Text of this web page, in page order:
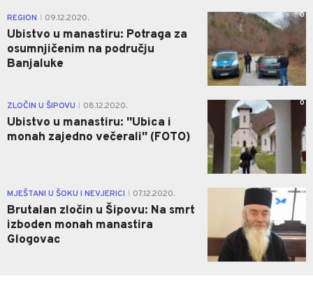
REGION 09.12.2020.
Ubistvo u manastiru: Potraga za
osumnjičenim na području
Banjaluke
0
ZLOČIN U ŠIPOVU 08.12.2020.
Ubistvo u manastiru: ''Ubica i
monah zajedno večerali'' (FOTO)
0
MJEŠTANI U ŠOKU I NEVJERICI 07.12.2020.
Brutalan zločin u Šipovu: Na smrt
izboden monah manastira
Glogovac
0